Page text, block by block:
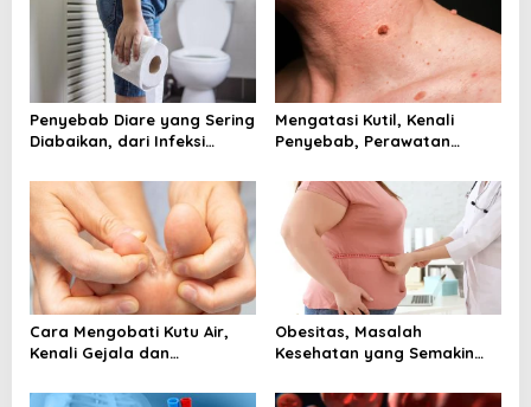
n
Penyebab Diare yang Sering
Diabaikan, dari Infeksi
Mengatasi Kutil, Kenali
Penyebab, Perawatan
Dokter
Cara Mengobati Kutu Air,
Kenali Gejala dan
Sejak Awal
Obesitas, Masalah
Kesehatan yang Semakin
Modern